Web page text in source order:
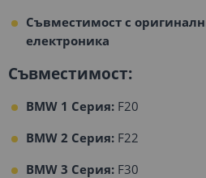
Съвместимост с
електроника
Съвместимост:
BMW 1 Серия: F20
BMW 2 Серия: F22
BMW 3 Серия: F30